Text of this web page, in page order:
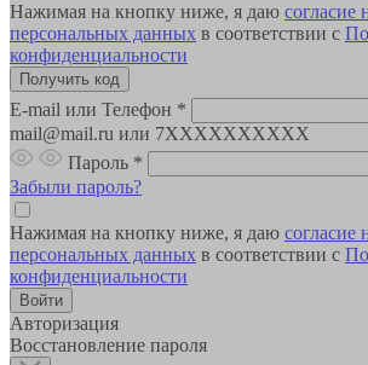
Нажимая на кнопку ниже, я даю согласие
персональных данных в соответствии с
конфиденциальности
E-mail или Телефон *
mail@mail.ru или 7XXXXXXXXXX
Пароль *
Забыли пароль?
Нажимая на кнопку ниже, я даю согласие
персональных данных в соответствии с
конфиденциальности
Авторизация
Восстановление пароля